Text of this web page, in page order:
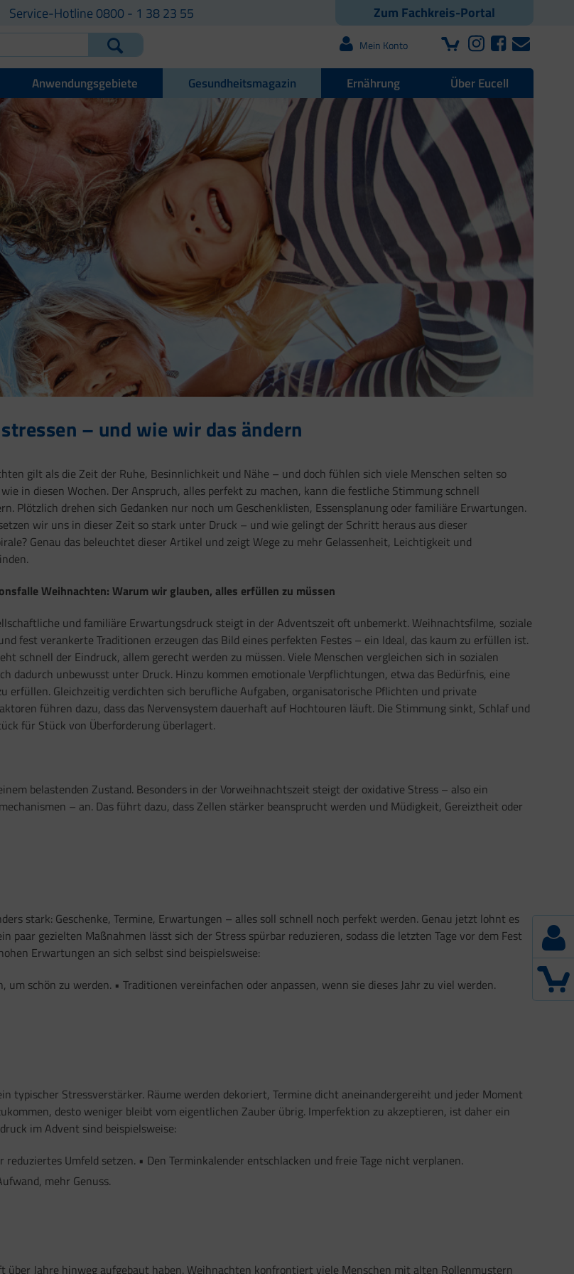
Zum Fachkreis-Portal
Service-Hotline 0800 - 1 38 23 55
Mein Konto
Anwendungsgebiete Gesundheitsmagazin Ernährung Über Eucell
– und wie wir das ändern
gilt als die Zeit der Ruhe, Besinnlichkeit und Nähe – und doch fühlen sich viele Menschen selten so
in diesen Wochen. Der Anspruch, alles perfekt zu machen, kann die festliche Stimmung schnell
Plötzlich drehen sich Gedanken nur noch um Geschenklisten, Essensplanung oder familiäre Erwartungen.
wir uns in dieser Zeit so stark unter Druck – und wie gelingt der Schritt heraus aus dieser
Genau das beleuchtet dieser Artikel und zeigt Wege zu mehr Gelassenheit, Leichtigkeit und
Weihnachten: Warum wir glauben, alles erfüllen zu müssen
und familiäre Erwartungsdruck steigt in der Adventszeit oft unbemerkt. Weihnachtsfilme, soziale
fest verankerte Traditionen erzeugen das Bild eines perfekten Festes – ein Ideal, das kaum zu erfüllen ist.
schnell der Eindruck, allem gerecht werden zu müssen. Viele Menschen vergleichen sich in sozialen
dadurch unbewusst unter Druck. Hinzu kommen emotionale Verpflichtungen, etwa das Bedürfnis, eine
erfüllen. Gleichzeitig verdichten sich berufliche Aufgaben, organisatorische Pflichten und private
führen dazu, dass das Nervensystem dauerhaft auf Hochtouren läuft. Die Stimmung sinkt, Schlaf und
für Stück von Überforderung überlagert.
belastenden Zustand. Besonders in der Vorweihnachtszeit steigt der oxidative Stress – also ein
– an. Das führt dazu, dass Zellen stärker beansprucht werden und Müdigkeit, Gereiztheit oder
stark: Geschenke, Termine, Erwartungen – alles soll schnell noch perfekt werden. Genau jetzt lohnt es
gezielten Maßnahmen lässt sich der Stress spürbar reduzieren, sodass die letzten Tage vor dem Fest
Erwartungen an sich selbst sind beispielsweise:
schön zu werden. • Traditionen vereinfachen oder anpassen, wenn sie dieses Jahr zu viel werden.
typischer Stressverstärker. Räume werden dekoriert, Termine dicht aneinandergereiht und jeder Moment
desto weniger bleibt vom eigentlichen Zauber übrig. Imperfektion zu akzeptieren, ist daher ein
im Advent sind beispielsweise:
Umfeld setzen. • Den Terminkalender entschlacken und freie Tage nicht verplanen.
mehr Genuss.
Jahre hinweg aufgebaut haben. Weihnachten konfrontiert viele Menschen mit alten Rollenmustern